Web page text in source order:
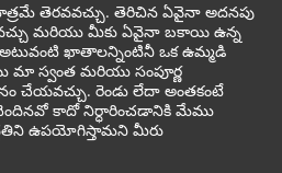
తెరవవచ్చు. తెరిచిన ఏవైనా అదనపు
మరియు మీకు ఏవైనా బకాయి ఉన్న
ఖాతాలన్నింటినీ ఒక ఉమ్మడి
స్వంత మరియు సంపూర్ణ
చేయవచ్చు. రెండు లేదా అంతకంటే
కాదో నిర్ధారించడానికి మేము
ఉపయోగిస్తామని మీరు